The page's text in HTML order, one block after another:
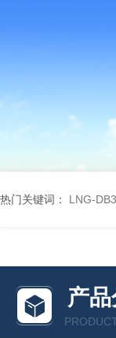
热门关键词： LNG-
产